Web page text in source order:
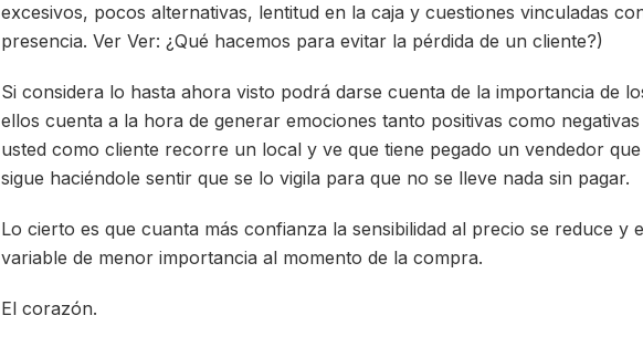
excesivos, pocos alternativas, lentitud en la caja y cuestiones vinculadas
presencia. Ver Ver: ¿Qué hacemos para evitar la pérdida de un cliente?)
Si considera lo hasta ahora visto podrá darse cuenta de la importancia de
ellos cuenta a la hora de generar emociones tanto positivas como
usted como cliente recorre un local y ve que tiene pegado un vendedor
sigue haciéndole sentir que se lo vigila para que no se lleve nada sin pagar.
Lo cierto es que cuanta más confianza la sensibilidad al precio se reduce y
variable de menor importancia al momento de la compra.
El corazón.